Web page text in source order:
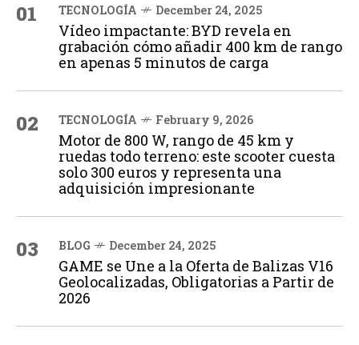
01 TECNOLOGÍA December 24, 2025
Vídeo impactante: BYD revela en
grabación cómo añadir 400 km de rango
en apenas 5 minutos de carga
02 TECNOLOGÍA February 9, 2026
Motor de 800 W, rango de 45 km y
ruedas todo terreno: este scooter cuesta
solo 300 euros y representa una
adquisición impresionante
03 BLOG December 24, 2025
GAME se Une a la Oferta de Balizas V16
Geolocalizadas, Obligatorias a Partir de
2026